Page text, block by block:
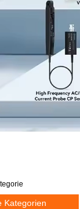
Kategorien